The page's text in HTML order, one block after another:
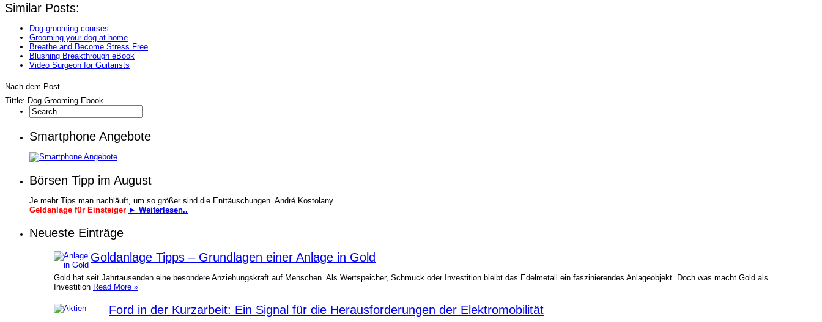
Similar Posts:
Dog grooming courses
Grooming your dog at home
Breathe and Become Stress Free
Blushing Breakthrough eBook
Video Surgeon for Guitarists
Nach dem Post
Tittle: Dog Grooming Ebook
Smartphone Angebote
Börsen Tipp im August
Je mehr Tips man nachläuft, um so größer sind die Enttäuschungen. André Kostolany
Geldanlage für Einsteiger ► Weiterlesen..
Neueste Einträge
Goldanlage Tipps – Grundlagen einer Anlage in Gold
Gold hat seit Jahrtausenden eine besondere Anziehungskraft auf Menschen. Als Wertspeicher, Schmuck oder Investition bleibt das Edelmetall ein faszinierendes Anlageobjekt. Doch was macht Gold als
Investition Read More »
Ford in der Kurzarbeit: Ein Signal für die Herausforderungen der Elektromobilität